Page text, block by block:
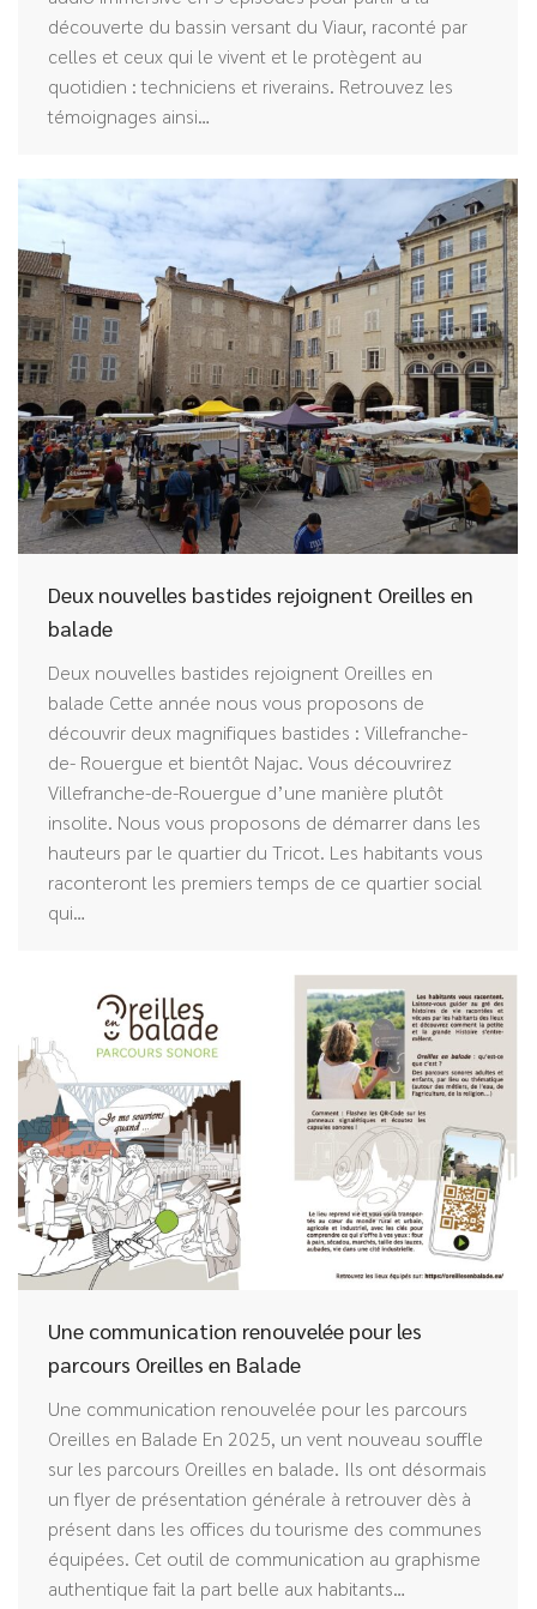
découverte du bassin versant du Viaur, raconté par
celles et ceux qui le vivent et le protègent au
quotidien : techniciens et riverains. Retrouvez les
témoignages ainsi…
Deux nouvelles bastides rejoignent Oreilles en
balade
Deux nouvelles bastides rejoignent Oreilles en
balade Cette année nous vous proposons de
découvrir deux magnifiques bastides : Villefranche-
de- Rouergue et bientôt Najac. Vous découvrirez
Villefranche-de-Rouergue d’une manière plutôt
insolite. Nous vous proposons de démarrer dans les
hauteurs par le quartier du Tricot. Les habitants vous
raconteront les premiers temps de ce quartier social
qui…
Une communication renouvelée pour les
parcours Oreilles en Balade
Une communication renouvelée pour les parcours
Oreilles en Balade En 2025, un vent nouveau souffle
sur les parcours Oreilles en balade. Ils ont désormais
un flyer de présentation générale à retrouver dès à
présent dans les offices du tourisme des communes
équipées. Cet outil de communication au graphisme
authentique fait la part belle aux habitants…